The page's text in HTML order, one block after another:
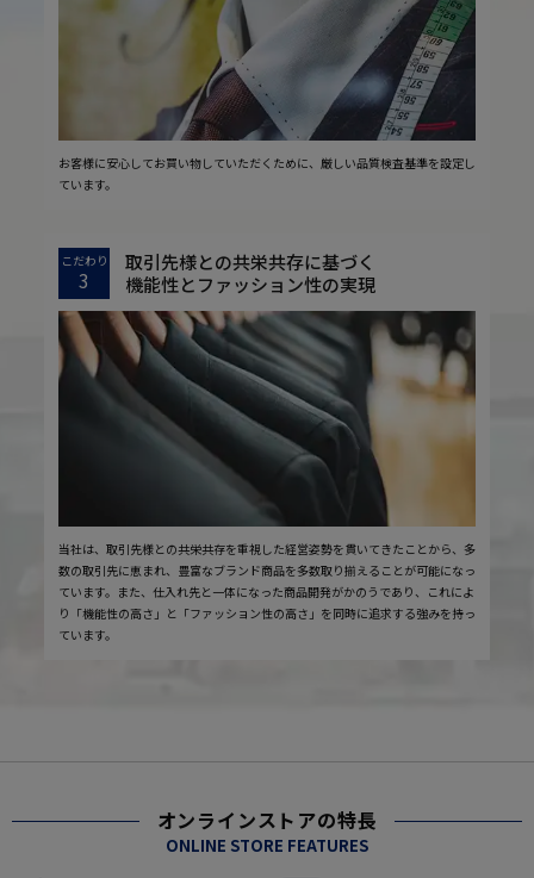
お客様に安心してお買い物していただくために、厳しい品質検査基準を設定し
ています。
こだわり
3
取引先様との共栄共存に基づく
機能性とファッション性の実現
当社は、取引先様との共栄共存を重視した経営姿勢を貫いてきたことから、多
数の取引先に恵まれ、豊富なブランド商品を多数取り揃えることが可能になっ
ています。また、仕入れ先と一体になった商品開発がかのうであり、これによ
り「機能性の高さ」と「ファッション性の高さ」を同時に追求する強みを持っ
ています。
オンラインストアの特長
ONLINE STORE FEATURES